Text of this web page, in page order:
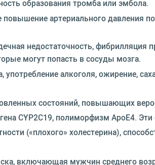
образования тромба или эмбола.
артериального давления
недостаточность, фибрилляция
могут попасть в сосуды мозга.
употребление алкоголя, ожирение,
состояний, повышающих
CYP2C19, полиморфизм ApoE4.
(«плохого» холестерина),
включающая мужчин среднего